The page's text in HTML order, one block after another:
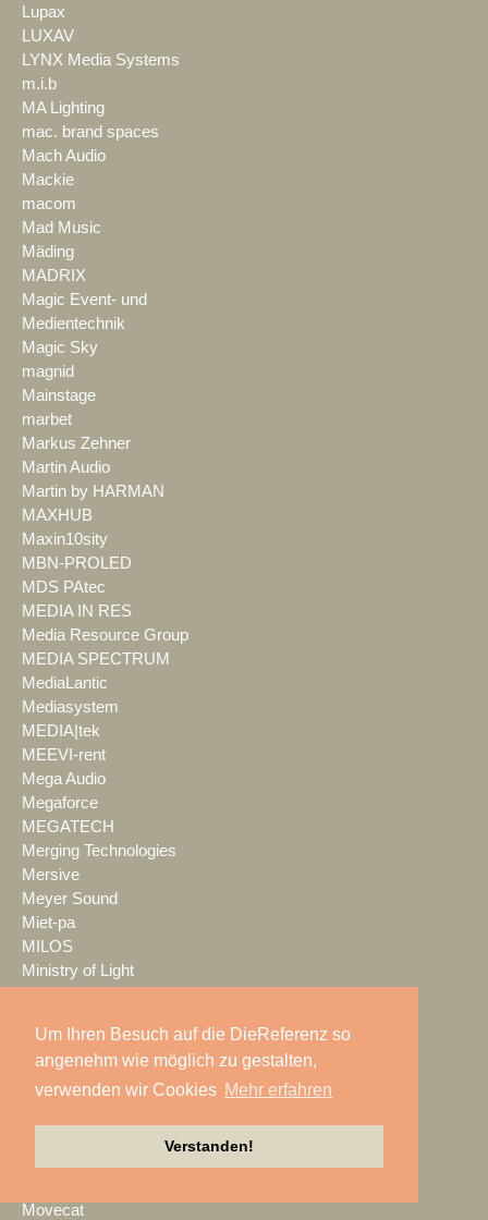
Um Ihren Besuch auf die DieReferenz so
angenehm wie möglich zu gestalten,
verwenden wir Cookies Mehr erfahren
Verstanden!
Lupax
LUXAV
LYNX Media Systems
m.i.b
MA Lighting
mac. brand spaces
Mach Audio
Mackie
macom
Mad Music
Mäding
MADRIX
Magic Event- und
Medientechnik
Magic Sky
magnid
Mainstage
marbet
Markus Zehner
Martin Audio
Martin by HARMAN
MAXHUB
Maxin10sity
MBN-PROLED
MDS PAtec
MEDIA IN RES
Media Resource Group
MEDIA SPECTRUM
MediaLantic
Mediasystem
MEDIA|tek
MEEVI-rent
Mega Audio
Megaforce
MEGATECH
Merging Technologies
Mersive
Meyer Sound
Miet-pa
MILOS
Ministry of Light
MKM Event Show Technik
MLS magic light+sound
MMC Studios
MONACOR INTERNATIONAL
Movecat